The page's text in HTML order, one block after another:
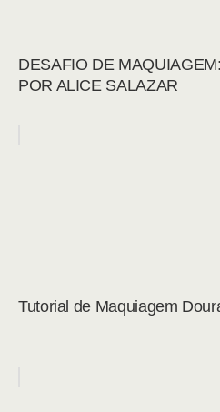
DESAFIO DE
POR ALICE SALAZAR
Tutorial de Maquiagem